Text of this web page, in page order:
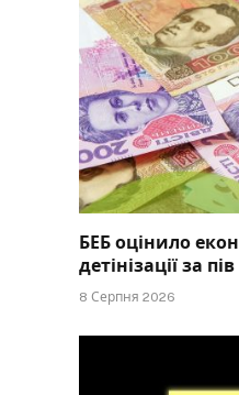
БЕБ оцінило
детінізації за
8 Серпня 2026